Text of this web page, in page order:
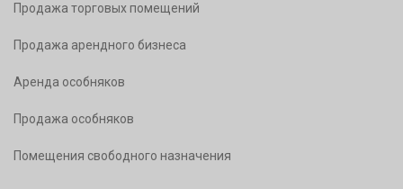
Продажа торговых помещений
Продажа арендного бизнеса
Аренда особняков
Продажа особняков
Помещения свободного назначения